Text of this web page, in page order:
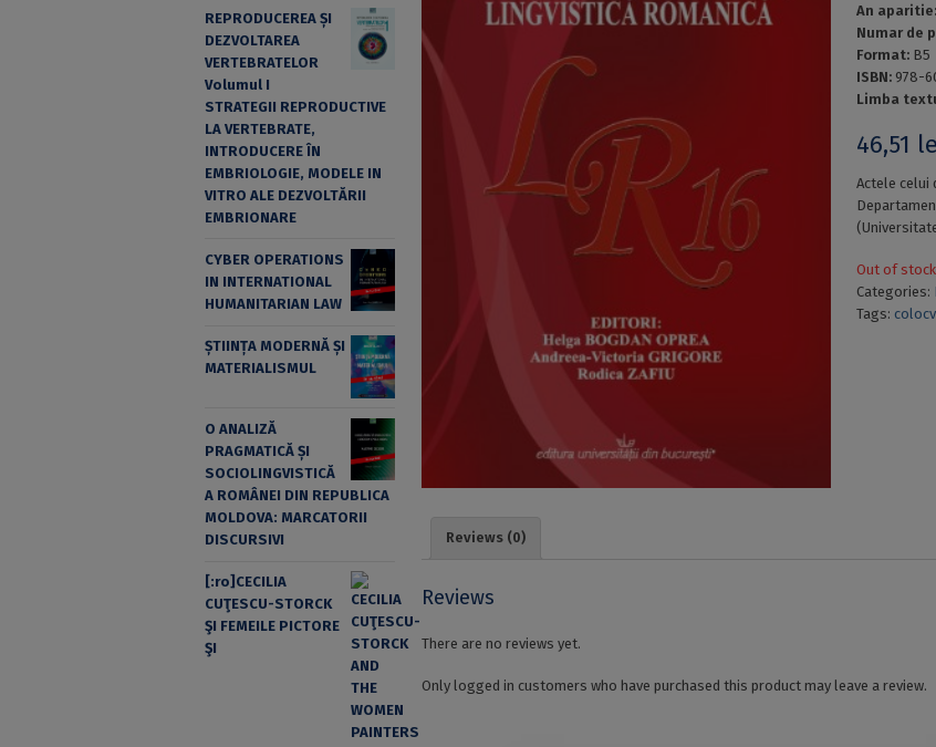
An aparitie:
Numar de
Format: B5
ISBN: 978-
Limba
46,51
Actele celui
Out of stock
Categories:
Tags:
Reviews (0)
Reviews
There are no reviews yet.
Only logged in customers who have purchased this product may leave a review.
REPRODUCEREA ȘI
DEZVOLTAREA
VERTEBRATELOR
Volumul I
STRATEGII REPRODUCTIVE
LA VERTEBRATE,
INTRODUCERE ÎN
EMBRIOLOGIE, MODELE IN
VITRO ALE DEZVOLTĂRII
EMBRIONARE
CYBER OPERATIONS
IN INTERNATIONAL
HUMANITARIAN LAW
ȘTIINȚA MODERNĂ ȘI
MATERIALISMUL
O ANALIZĂ
PRAGMATICĂ ȘI
SOCIOLINGVISTICĂ
A ROMÂNEI DIN REPUBLICA
MOLDOVA: MARCATORII
DISCURSIVI
[:ro]CECILIA
CUŢESCU-STORCK
ŞI FEMEILE PICTORE
ŞI